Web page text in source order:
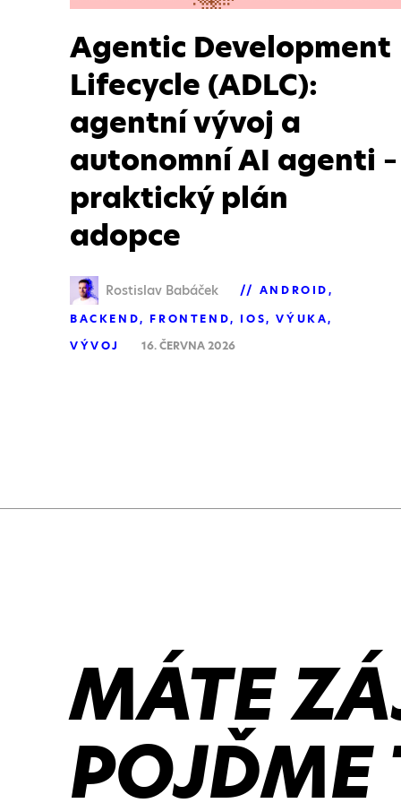
Agentic Development
Lifecycle (ADLC):
agentní vývoj a
autonomní AI agenti –
praktický plán
adopce
Rostislav Babáček
ANDROID
BACKEND
FRONTEND IOS
VÝUKA
VÝVOJ
16. ČERVNA 2026
MÁTE
POJĎME